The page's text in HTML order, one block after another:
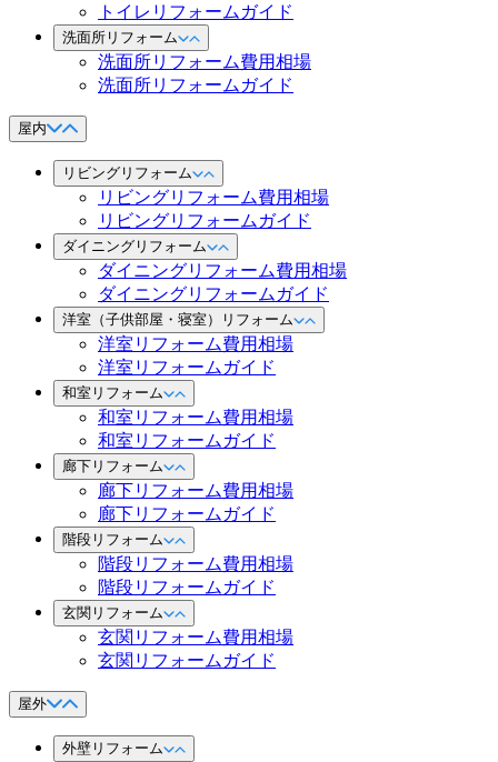
トイレリフォームガイド
洗面所リフォーム
洗面所リフォーム費用相場
洗面所リフォームガイド
屋内
リビングリフォーム
リビングリフォーム費用相場
リビングリフォームガイド
ダイニングリフォーム
ダイニングリフォーム費用相場
ダイニングリフォームガイド
洋室（子供部屋・寝室）リフォーム
洋室リフォーム費用相場
洋室リフォームガイド
和室リフォーム
和室リフォーム費用相場
和室リフォームガイド
廊下リフォーム
廊下リフォーム費用相場
廊下リフォームガイド
階段リフォーム
階段リフォーム費用相場
階段リフォームガイド
玄関リフォーム
玄関リフォーム費用相場
玄関リフォームガイド
屋外
外壁リフォーム